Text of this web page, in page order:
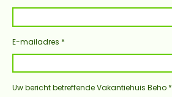
E-mailadres *
Uw bericht betreffende Vakantiehuis Beho *